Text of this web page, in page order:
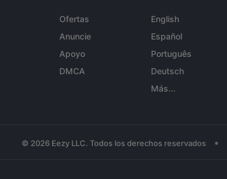
Ofertas
Anuncie
Apoyo
DMCA
English
Español
Português
Deutsch
Más...
© 2026 Eezy LLC. Todos los derechos reservados •